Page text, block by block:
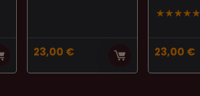
23,00 €
★★★★★
23,00 €